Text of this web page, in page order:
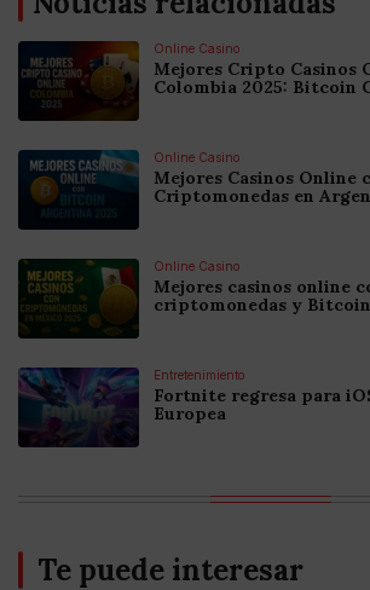
Online Casino
Mejores Cripto Casinos
Colombia 2025: Bitcoin
Online Casino
Mejores Casinos Online
Criptomonedas en
Online Casino
Mejores casinos online
criptomonedas y
Entretenimiento
Fortnite regresa para
Europea
Te puede interesar